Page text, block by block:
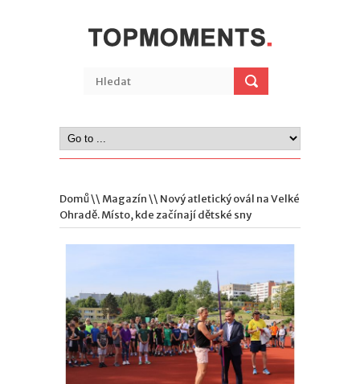
Domů\\ Magazín\\ Nový atletický ovál na Velké
Ohradě. Místo, kde začínají dětské sny